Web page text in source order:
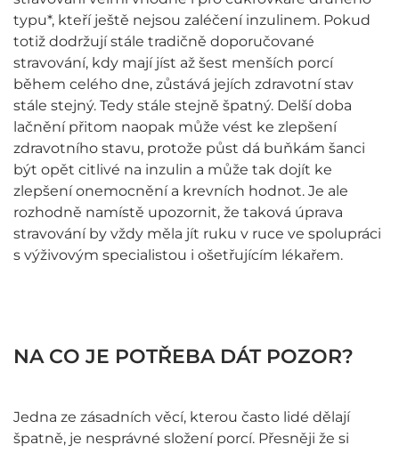
typu*, kteří ještě nejsou zaléčení inzulinem. Pokud
totiž dodržují stále tradičně doporučované
stravování, kdy mají jíst až šest menších porcí
během celého dne, zůstává jejích zdravotní stav
stále stejný. Tedy stále stejně špatný. Delší doba
lačnění přitom naopak může vést ke zlepšení
zdravotního stavu, protože půst dá buňkám šanci
být opět citlivé na inzulin a může tak dojít ke
zlepšení onemocnění a krevních hodnot. Je ale
rozhodně namístě upozornit, že taková úprava
stravování by vždy měla jít ruku v ruce ve spolupráci
s výživovým specialistou i ošetřujícím lékařem.
NA CO JE POTŘEBA DÁT POZOR?
Jedna ze zásadních věcí, kterou často lidé dělají
špatně, je nesprávné složení porcí. Přesněji že si